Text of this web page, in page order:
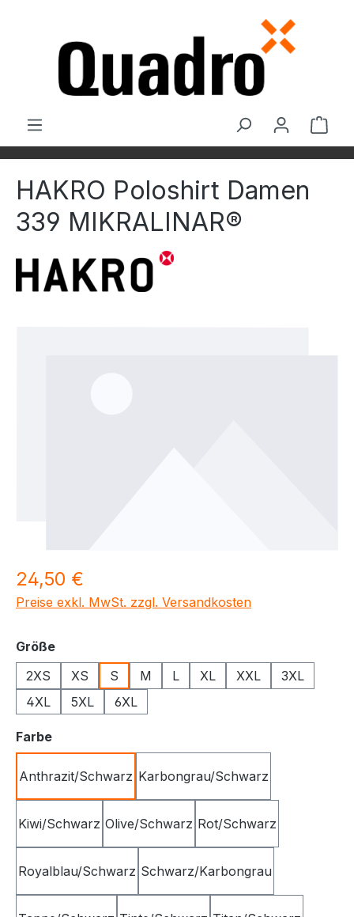
HAKRO Poloshirt Damen
339 MIKRALINAR®
Regulärer Preis:
24,50 €
Preise exkl. MwSt. zzgl. Versandkosten
Größeauswählen
2XS
XS S M L XL XXL
3XL
4XL
5XL 6XL
Farbeauswählen
Anthrazit/Schwarz Karbongrau/Schwarz
Kiwi/Schwarz Olive/Schwarz Rot/Schwarz
Royalblau/Schwarz Schwarz/Karbongrau